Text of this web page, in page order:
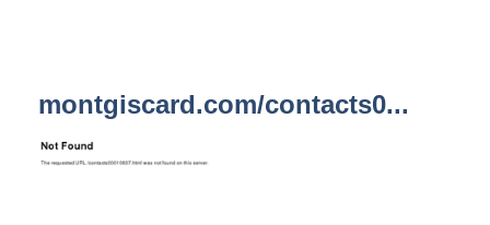
montgiscard.com/contacts0...